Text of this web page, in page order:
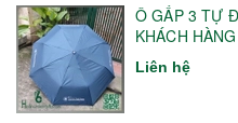
Ô GẤP 3 TỰ
KHÁCH
Liên hệ